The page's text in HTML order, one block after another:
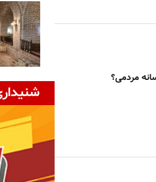
مردمی؟